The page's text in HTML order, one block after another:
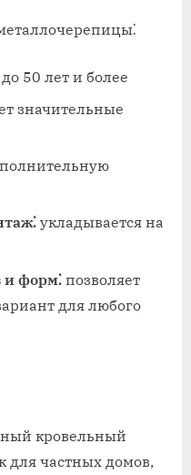
50 лет и более
значительные
укладывается на
форм⁚ позволяет
для любого
кровельный
для частных домов,